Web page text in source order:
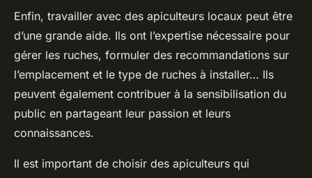
Enfin, travailler avec des apiculteurs locaux peut être
d’une grande aide. Ils ont l’expertise nécessaire pour
gérer les ruches, formuler des recommandations sur
l’emplacement et le type de ruches à installer… Ils
peuvent également contribuer à la sensibilisation du
public en partageant leur passion et leurs
connaissances.
Il est important de choisir des apiculteurs qui